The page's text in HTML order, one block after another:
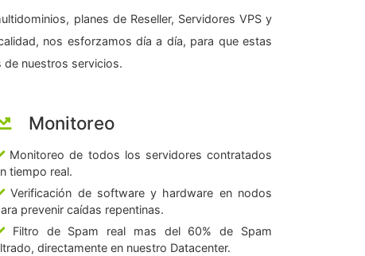
planes de Reseller, Servidores VPS y
nos esforzamos día a día, para que estas
nuestros servicios.
Monitoreo
Monitoreo de todos los servidores contratados
tiempo real.
Verificación de software y hardware en nodos
prevenir caídas repentinas.
Filtro de Spam real mas del 60% de Spam
directamente en nuestro Datacenter.